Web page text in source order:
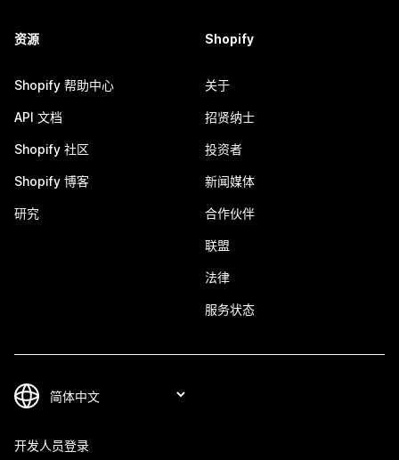
资源
Shopify 帮助中心
API 文档
Shopify 社区
Shopify 博客
研究
Shopify
关于
招贤纳士
投资者
新闻媒体
合作伙伴
联盟
法律
服务状态
开发人员登录